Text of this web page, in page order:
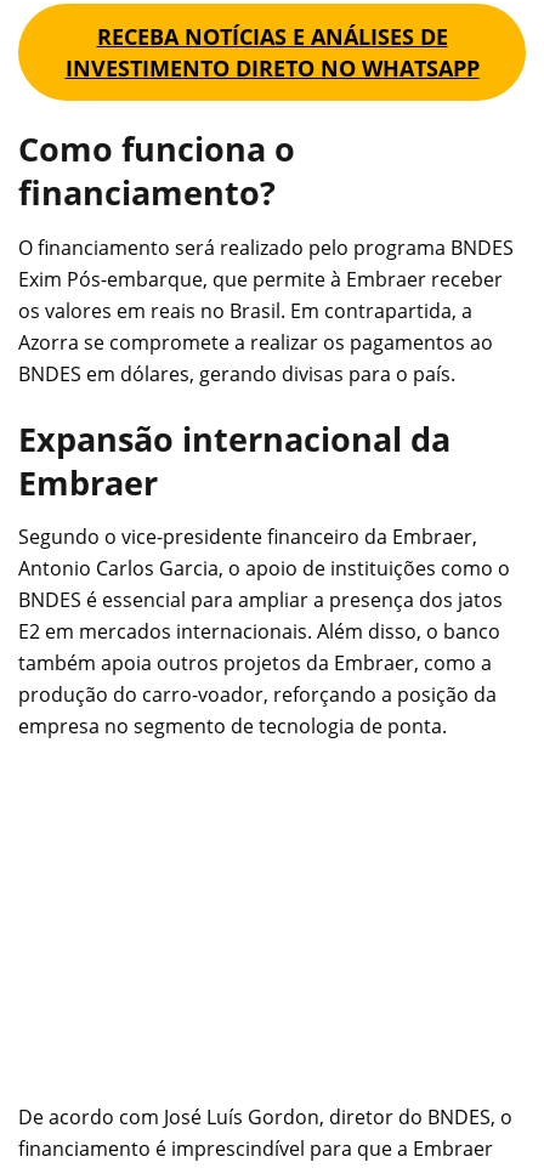
RECEBA NOTÍCIAS E ANÁLISES DE
INVESTIMENTO DIRETO NO WHATSAPP
Como funciona o
financiamento?
O financiamento será realizado pelo programa BNDES
Exim Pós-embarque, que permite à Embraer receber
os valores em reais no Brasil. Em contrapartida, a
Azorra se compromete a realizar os pagamentos ao
BNDES em dólares, gerando divisas para o país.
Expansão internacional da
Embraer
Segundo o vice-presidente financeiro da Embraer,
Antonio Carlos Garcia, o apoio de instituições como o
BNDES é essencial para ampliar a presença dos jatos
E2 em mercados internacionais. Além disso, o banco
também apoia outros projetos da Embraer, como a
produção do carro-voador, reforçando a posição da
empresa no segmento de tecnologia de ponta.
De acordo com José Luís Gordon, diretor do BNDES, o
financiamento é imprescindível para que a Embraer